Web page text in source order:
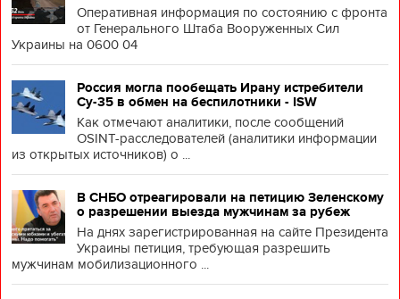
Оперативная информация по состоянию с фронта
от Генерального Штаба Вооруженных Сил
Украины на 0600 04
Россия могла пообещать Ирану истребители
Су-35 в обмен на беспилотники - ISW
Как отмечают аналитики, после сообщений
OSINT-расследователей (аналитики информации
из открытых источников) о ...
В СНБО отреагировали на петицию Зеленскому
о разрешении выезда мужчинам за рубеж
На днях зарегистрированная на сайте Президента
Украины петиция, требующая разрешить
мужчинам мобилизационного ...